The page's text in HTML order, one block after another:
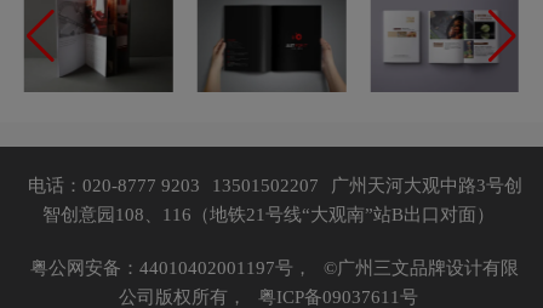
电话：020-8777 9203 13501502207
广州天河大观中路3号创
智创意园108、116（地铁21号线“大观南”站B出口对面）
粤公网安备：44010402001197号，
©广州三文品牌设计有限
公司版权所有，
粤ICP备09037611号